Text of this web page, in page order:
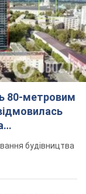
80-метровим
будівництва